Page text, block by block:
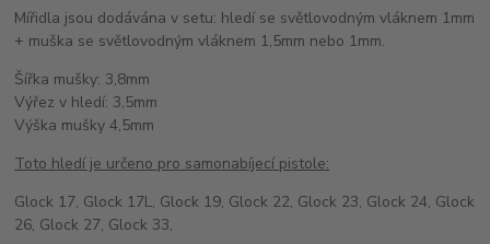
Mířidla jsou dodávána v setu: hledí se světlovodným vláknem 1mm
+ muška se světlovodným vláknem 1,5mm nebo 1mm.
Šířka mušky: 3,8mm
Výřez v hledí: 3,5mm
Výška mušky 4,5mm
Toto hledí je určeno pro samonabíjecí pistole:
Glock 17, Glock 17L, Glock 19, Glock 22, Glock 23, Glock 24, Glock
26, Glock 27, Glock 33,